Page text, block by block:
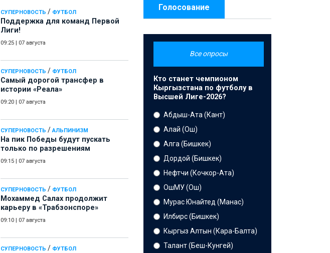
СУПЕРНОВОСТЬ / ФУТБОЛ
Поддержка для команд Первой
Лиги!
09:25 07 августа
СУПЕРНОВОСТЬ / ФУТБОЛ
Самый дорогой трансфер в
истории «Реала»
09:20 07 августа
СУПЕРНОВОСТЬ / АЛЬПИНИЗМ
На пик Победы будут пускать
только по разрешениям
09:15 07 августа
СУПЕРНОВОСТЬ / ФУТБОЛ
Мохаммед Салах продолжит
карьеру в «Трабзонспоре»
09:10 07 августа
СУПЕРНОВОСТЬ / ФУТБОЛ
Голосование
Все опросы
Кто станет чемпионом
Кыргызстана по футболу в
Высшей Лиге-2026?
Абдыш-Ата (Кант)
Алай (Ош)
Алга (Бишкек)
Дордой (Бишкек)
Нефтчи (Кочкор-Ата)
ОшМУ (Ош)
Мурас Юнайтед (Манас)
Илбирс (Бишкек)
Кыргыз Алтын (Кара-Балта)
Талант (Беш-Кунгей)